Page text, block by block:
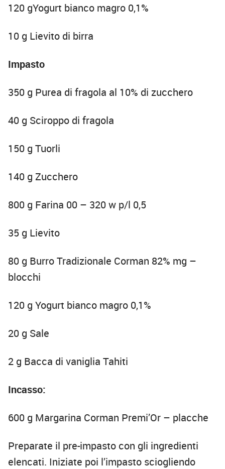
120 gYogurt bianco magro 0,1%
10 g Lievito di birra
Impasto
350 g Purea di fragola al 10% di zucchero
40 g Sciroppo di fragola
150 g Tuorli
140 g Zucchero
800 g Farina 00 – 320 w p/l 0,5
35 g Lievito
80 g Burro Tradizionale Corman 82% mg –
blocchi
120 g Yogurt bianco magro 0,1%
20 g Sale
2 g Bacca di vaniglia Tahiti
Incasso:
600 g Margarina Corman Premi’Or – placche
Preparate il pre-impasto con gli ingredienti
elencati. Iniziate poi l’impasto sciogliendo